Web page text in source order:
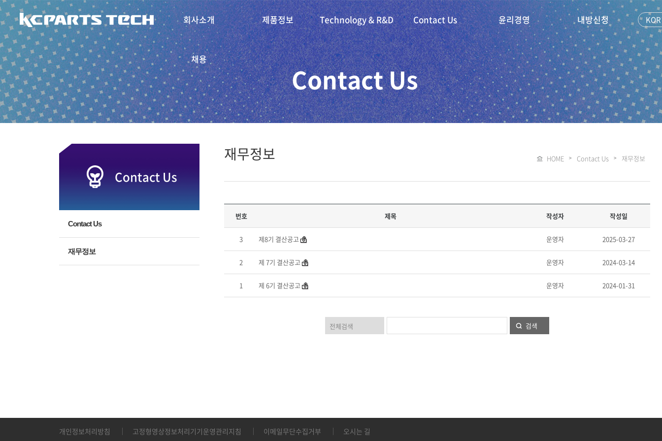
주메뉴 바로가기
컨텐츠 바로가기
회사소개 제품정보 Technology & R&D Contact Us 윤리경영 내방신청
채용
KOR
Contact Us
Contact Us
Contact Us
재무정보
재무정보 HOME Contact Us 재무정보
번호 제목 작성자 작성일
3 제8기 결산공고 운영자 2025-03-27
2 제 7기 결산공고 운영자 2024-03-14
1 제 6기 결산공고 운영자 2024-01-31
검색
개인정보처리방침 고정형영상정보처리기기운영관리지침 이메일무단수집거부 오시는 길